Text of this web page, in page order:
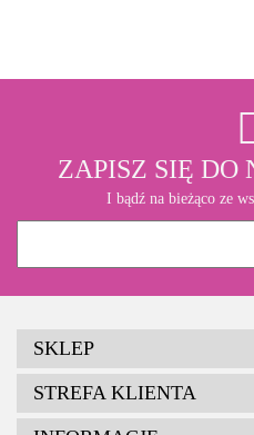
ZAPISZ SIĘ DO
I bądź na bieżąco ze
SKLEP
STREFA KLIENTA